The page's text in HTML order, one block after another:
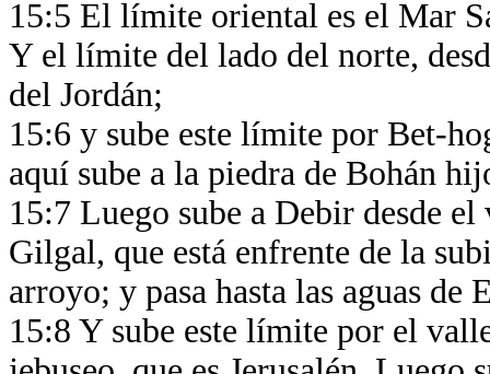
15:5 El límite oriental es el Mar
Y el límite del lado del norte,
del Jordán;
15:6 y sube este límite por Bet-
aquí sube a la piedra de Bohán
15:7 Luego sube a Debir desde
Gilgal, que está enfrente de la
arroyo; y pasa hasta las aguas
15:8 Y sube este límite por el